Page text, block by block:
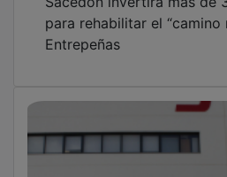
para rehabilitar el “camino
Entrepeñas